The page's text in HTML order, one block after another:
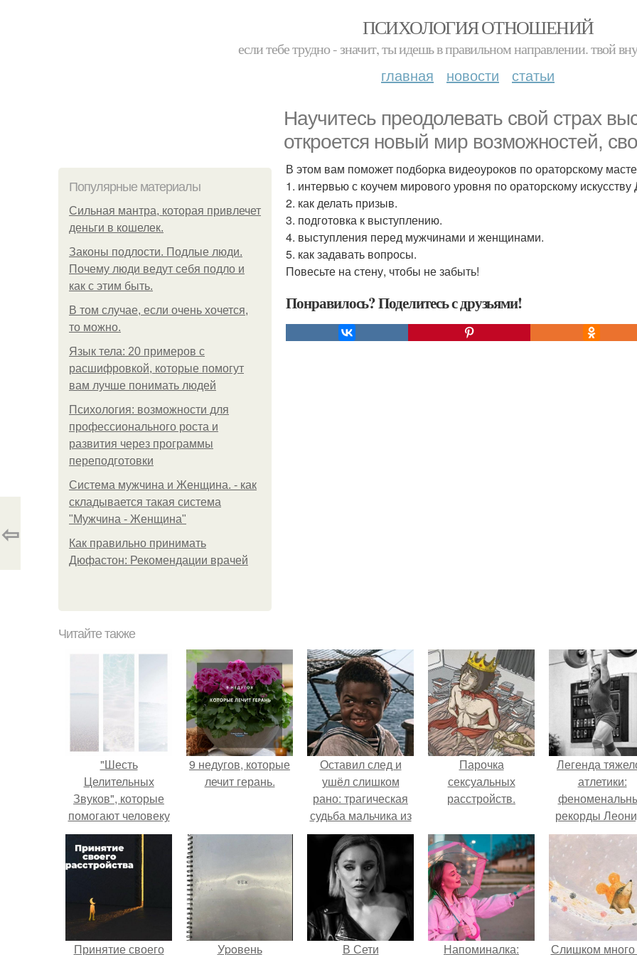
ПСИХОЛОГИЯ ОТНОШЕНИЙ
если тебе трудно - значит, ты идешь в правильном направлении. твой
главная новости статьи
Научитесь преодолевать свой страх
откроется новый мир возможностей,
Популярные материалы
Сильная мантра, которая привлечет
деньги в кошелек.
Законы подлости. Подлые люди.
Почему люди ведут себя подло и
как с этим быть.
В том случае, если очень хочется,
то можно.
Язык тела: 20 примеров с
расшифровкой, которые помогут
вам лучше понимать людей
Психология: возможности для
профессионального роста и
развития через программы
переподготовки
Система мужчина и Женщина. - как
складывается такая система
"Мужчина - Женщина"
Как правильно принимать
Дюфастон: Рекомендации врачей
В этом вам поможет подборка видеоуроков по ораторскому
1. интервью с коучем мирового уровня по ораторскому
2. как делать призыв.
3. подготовка к выступлению.
4. выступления перед мужчинами и женщинами.
5. как задавать вопросы.
Повесьте на стену, чтобы не забыть!
Понравилось? Поделитесь с друзьями!
⇦
Читайте также
"Шесть
Целительных
Звуков", которые
помогают человеку
сохранять здоровье
и продлевает
жизнь.
9 недугов, которые
лечит герань.
Оставил след и
ушёл слишком
рано: трагическая
судьба мальчика из
фильма
"Максимка".
Парочка
сексуальных
расстройств.
Легенда
атлетики:
рекорды
Тараненко.
Принятие своего Уpoвень В Сети Напоминалка: Слишком